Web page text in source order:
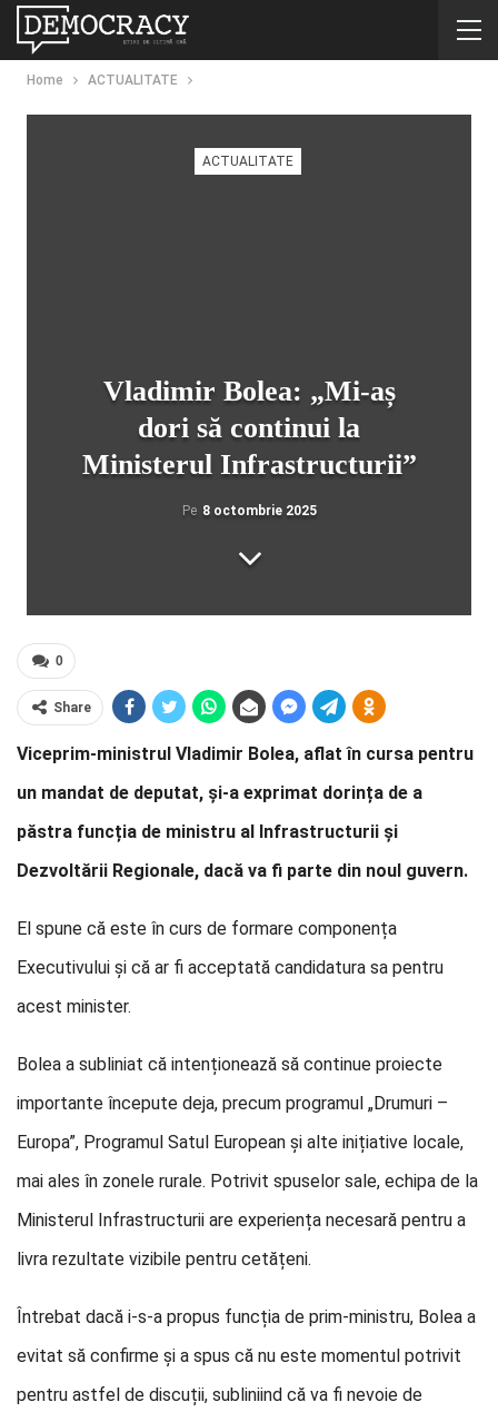
Home ACTUALITATE
ACTUALITATE
Vladimir Bolea: „Mi-aș
dori să continui la
Ministerul Infrastructurii”
Pe 8 octombrie 2025
0
Share
Viceprim-ministrul Vladimir Bolea, aflat în cursa pentru
un mandat de deputat, și-a exprimat dorința de a
păstra funcția de ministru al Infrastructurii și
Dezvoltării Regionale, dacă va fi parte din noul guvern.
El spune că este în curs de formare componența
Executivului și că ar fi acceptată candidatura sa pentru
acest minister.
Bolea a subliniat că intenționează să continue proiecte
importante începute deja, precum programul „Drumuri –
Europa”, Programul Satul European și alte inițiative locale,
mai ales în zonele rurale. Potrivit spuselor sale, echipa de la
Ministerul Infrastructurii are experiența necesară pentru a
livra rezultate vizibile pentru cetățeni.
Întrebat dacă i-s-a propus funcția de prim-ministru, Bolea a
evitat să confirme și a spus că nu este momentul potrivit
pentru astfel de discuții, subliniind că va fi nevoie de